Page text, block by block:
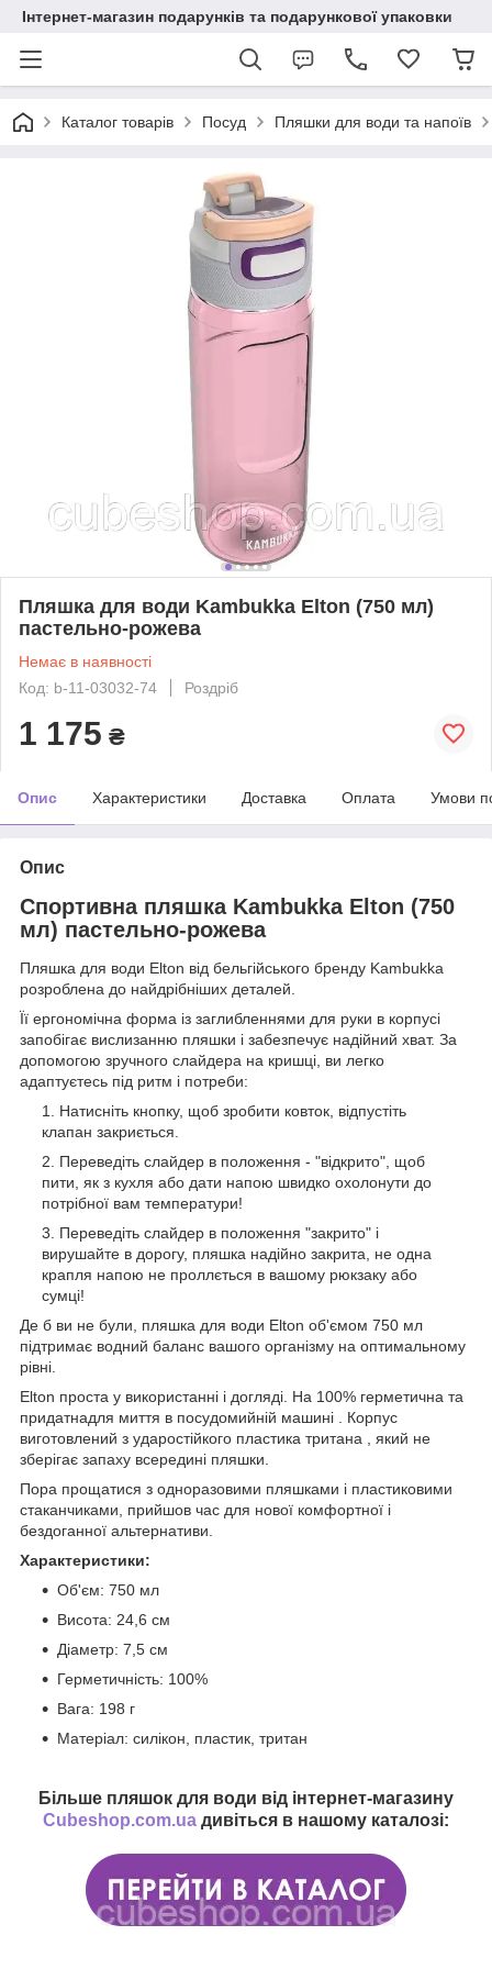
Інтернет-магазин подарунків та подарункової упаковки
Каталог товарів Посуд Пляшки для води та напоїв
Пляшка для води Kambukka Elton (750 мл)
пастельно-рожева
Немає в наявності
Код: b-11-03032-74
Роздріб
1 175 ₴
Опис Характеристики Доставка Оплата Умови
Опис
Спортивна пляшка Kambukka Elton (750
мл) пастельно-рожева
Пляшка для води Elton від бельгійського бренду Kambukka
розроблена до найдрібніших деталей.
Її ергономічна форма із заглибленнями для руки в корпусі
запобігає вислизанню пляшки і забезпечує надійний хват. За
допомогою зручного слайдера на кришці, ви легко
адаптуєтесь під ритм і потреби:
Натисніть кнопку, щоб зробити ковток, відпустіть
клапан закриється.
Переведіть слайдер в положення - "відкрито", щоб
пити, як з кухля або дати напою швидко охолонути до
потрібної вам температури!
Переведіть слайдер в положення "закрито" і
вирушайте в дорогу, пляшка надійно закрита, не одна
крапля напою не проллється в вашому рюкзаку або
сумці!
Де б ви не були, пляшка для води Elton об'ємом 750 мл
підтримає водний баланс вашого організму на оптимальному
рівні.
Elton проста у використанні і догляді. На 100% герметична та
придатнадля миття в посудомийній машині . Корпус
виготовлений з ударостійкого пластика тритана , який не
зберігає запаху всередині пляшки.
Пора прощатися з одноразовими пляшками і пластиковими
стаканчиками, прийшов час для нової комфортної і
бездоганної альтернативи.
Характеристики:
Об'єм: 750 мл
Висота: 24,6 см
Діаметр: 7,5 см
Герметичність: 100%
Вага: 198 г
Матеріал: силікон, пластик, тритан
Більше пляшок для води від інтернет-магазину
Cubeshop.com.ua дивіться в нашому каталозі: